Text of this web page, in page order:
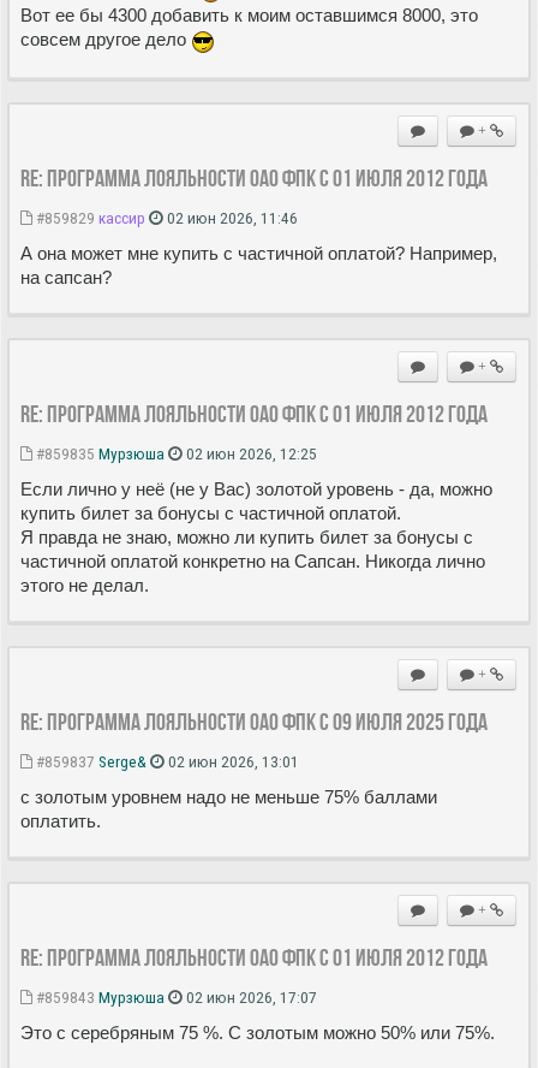
Вот ее бы 4300 добавить к моим оставшимся 8000, это
совсем другое дело
+
Re: Программа лояльности ОАО ФПК с 01 июля 2012 года
#859829 кассир 02 июн 2026, 11:46
А она может мне купить с частичной оплатой? Например,
на сапсан?
+
Re: Программа лояльности ОАО ФПК с 01 июля 2012 года
#859835 Мурзюша 02 июн 2026, 12:25
Если лично у неё (не у Вас) золотой уровень - да, можно
купить билет за бонусы с частичной оплатой.
Я правда не знаю, можно ли купить билет за бонусы с
частичной оплатой конкретно на Сапсан. Никогда лично
этого не делал.
+
Re: Программа лояльности ОАО ФПК с 09 июля 2025 года
#859837 Serge& 02 июн 2026, 13:01
с золотым уровнем надо не меньше 75% баллами
оплатить.
+
Re: Программа лояльности ОАО ФПК с 01 июля 2012 года
#859843 Мурзюша 02 июн 2026, 17:07
Это с серебряным 75 %. С золотым можно 50% или 75%.